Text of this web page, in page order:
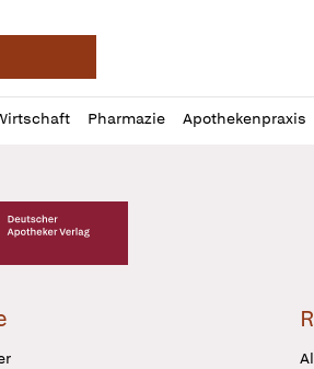
Pharmazie Apothekenpraxis
Apotheker Verlag Logo